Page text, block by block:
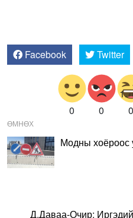
Facebook Twitter
0 0 0
ӨМНӨХ
Модны хоёроос
Д.Даваа-Очир: